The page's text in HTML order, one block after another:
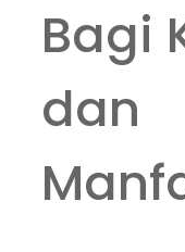
Bagi
dan